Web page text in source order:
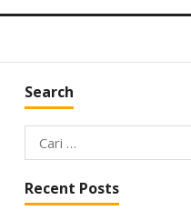
Search
Cari
untuk:
Recent Posts